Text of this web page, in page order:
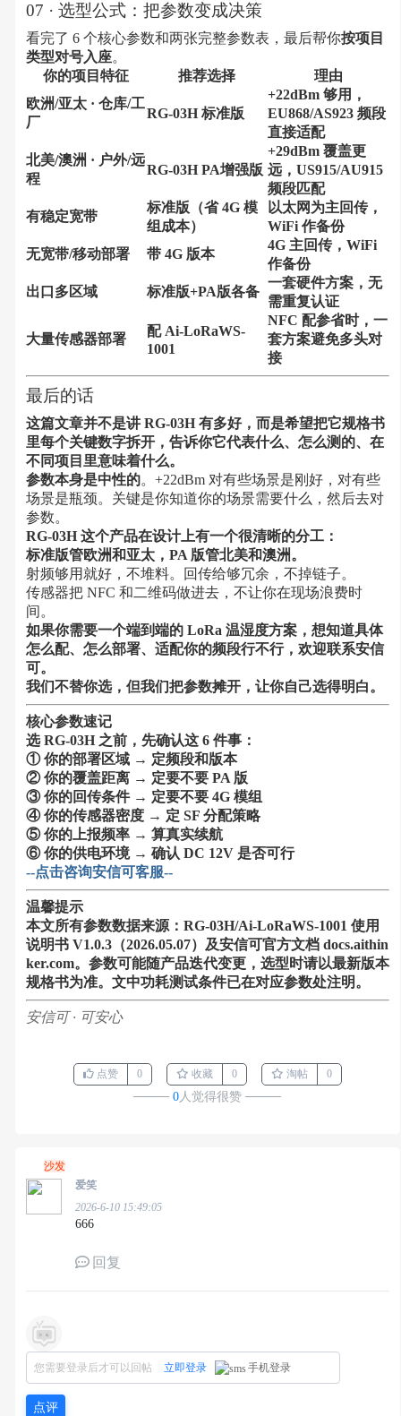
07 · 选型公式：把参数变成决策
看完了 6 个核心参数和两张完整参数表，最后帮你按项目
类型对号入座。
你的项目特征
推荐选择
理由
欧洲/亚太 · 仓库/工
厂
RG-03H 标准版
+22dBm 够用，
EU868/AS923 频段
直接适配
北美/澳洲 · 户外/远
程
RG-03H PA增强版
+29dBm 覆盖更
远，US915/AU915
频段匹配
有稳定宽带
标准版（省 4G 模
组成本）
以太网为主回传，
WiFi 作备份
无宽带/移动部署
带 4G 版本
4G 主回传，WiFi
作备份
出口多区域
标准版+PA版各备
一套硬件方案，无
需重复认证
大量传感器部署
配 Ai-LoRaWS-
1001
NFC 配参省时，一
套方案避免多头对
接
最后的话
这篇文章并不是讲 RG-03H 有多好，而是希望把它规格书
里每个关键数字拆开，告诉你它代表什么、怎么测的、在
不同项目里意味着什么。
参数本身是中性的。+22dBm 对有些场景是刚好，对有些
场景是瓶颈。关键是你知道你的场景需要什么，然后去对
参数。
RG-03H 这个产品在设计上有一个很清晰的分工：
标准版管欧洲和亚太，PA 版管北美和澳洲。
射频够用就好，不堆料。回传给够冗余，不掉链子。
传感器把 NFC 和二维码做进去，不让你在现场浪费时
间。
如果你需要一个端到端的 LoRa 温湿度方案，想知道具体
怎么配、怎么部署、适配你的频段行不行，欢迎联系安信
可。
我们不替你选，但我们把参数摊开，让你自己选得明白。
核心参数速记
选 RG-03H 之前，先确认这 6 件事：
① 你的部署区域 → 定频段和版本
② 你的覆盖距离 → 定要不要 PA 版
③ 你的回传条件 → 定要不要 4G 模组
④ 你的传感器密度 → 定 SF 分配策略
⑤ 你的上报频率 → 算真实续航
⑥ 你的供电环境 → 确认 DC 12V 是否可行
--点击咨询安信可客服--
温馨提示
本文所有参数数据来源：RG-03H/Ai-LoRaWS-1001 使用
说明书 V1.0.3（2026.05.07）及安信可官方文档 docs.aithin
ker.com。参数可能随产品迭代变更，选型时请以最新版本
规格书为准。文中功耗测试条件已在对应参数处注明。
安信可 · 可安心
点赞 0 收藏 0 淘帖 0
────0人觉得很赞 ────
沙发
爱笑
2026-6-10 15:49:05
666
回复
您需要登录后才可以回帖 立即登录 手机登录
点评